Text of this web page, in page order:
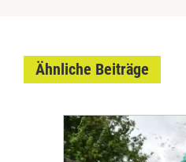
Ähnliche Beiträge